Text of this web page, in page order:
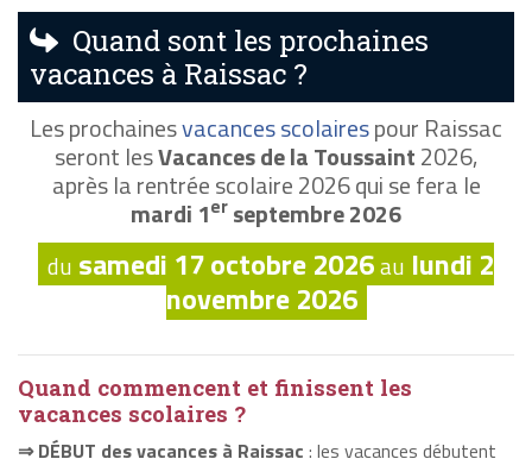
Quand sont les prochaines
vacances à Raissac ?
Les prochainesvacances scolairespour Raissac
seront lesVacances de la Toussaint2026,
après la rentrée scolaire 2026 qui se fera le
mardi 1er septembre 2026
du samedi 17 octobre 2026au lundi 2
novembre 2026
Quand commencent et finissent les
vacances scolaires ?
⇒ DÉBUT des vacances à Raissac : les vacances débutent